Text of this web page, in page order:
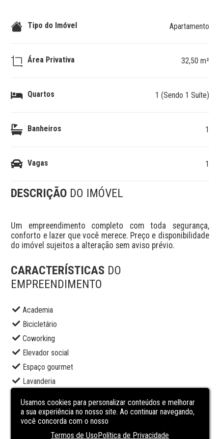
Tipo do Imóvel Apartamento
Área Privativa 32,50 m²
Quartos 1 (Sendo 1 Suíte)
Banheiros 1
Vagas 1
DESCRIÇÃO DO IMÓVEL
Um empreendimento completo com toda segurança,
conforto e lazer que você merece. Preço e disponibilidade
do imóvel sujeitos a alteração sem aviso prévio.
CARACTERÍSTICAS DO
EMPREENDIMENTO
Academia
Bicicletário
Coworking
Elevador social
Espaço gourmet
Lavanderia
Piscina infantil
Portaria
Usamos cookies para personalizar conteúdos e melhorar
a sua experiência no nosso site. Ao continuar navegando,
você concorda com o nosso
Termos de UsoPolítica de Privacidade